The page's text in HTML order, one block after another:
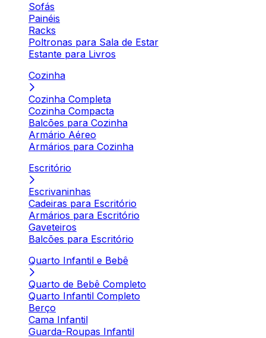
Sofás
Painéis
Racks
Poltronas para Sala de Estar
Estante para Livros
Cozinha
Cozinha Completa
Cozinha Compacta
Balcões para Cozinha
Armário Aéreo
Armários para Cozinha
Escritório
Escrivaninhas
Cadeiras para Escritório
Armários para Escritório
Gaveteiros
Balcões para Escritório
Quarto Infantil e Bebê
Quarto de Bebê Completo
Quarto Infantil Completo
Berço
Cama Infantil
Guarda-Roupas Infantil